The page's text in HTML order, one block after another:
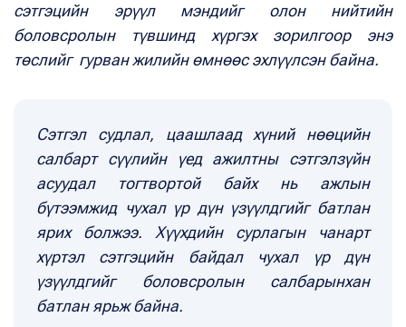
сэтгэцийн эрүүл мэндийг олон нийтийн
боловсролын түвшинд хүргэх зорилгоор энэ
төслийг гурван жилийн өмнөөс эхлүүлсэн байна.
Сэтгэл судлал, цаашлаад хүний нөөцийн
салбарт сүүлийн үед ажилтны сэтгэлзүйн
асуудал тогтвортой байх нь ажлын
бүтээмжид чухал үр дүн үзүүлдгийг батлан
ярих болжээ. Хүүхдийн сурлагын чанарт
хүртэл сэтгэцийн байдал чухал үр дүн
үзүүлдгийг боловсролын салбарынхан
батлан ярьж байна.